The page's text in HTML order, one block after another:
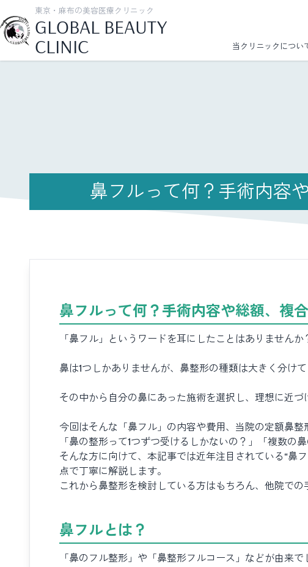
東京・麻布の美容医療クリニック
GLOBAL BEAUTY
CLINIC
当クリニックについ
鼻フルって何？手術内容
鼻フルって何？手術内容や総額、複
「鼻フル」というワードを耳にしたことはありませんか
鼻は1つしかありませんが、鼻整形の種類は大きく分けて
その中から自分の鼻にあった施術を選択し、理想に近づ
今回はそんな「鼻フル」の内容や費用、当院の定額鼻整
「鼻の整形って1つずつ受けるしかないの？」「複数の
そんな方に向けて、本記事では近年注目されている“鼻
点で丁寧に解説します。
これから鼻整形を検討している方はもちろん、他院で
鼻フルとは？
「鼻のフル整形」や「鼻整形フルコース」などが由来で